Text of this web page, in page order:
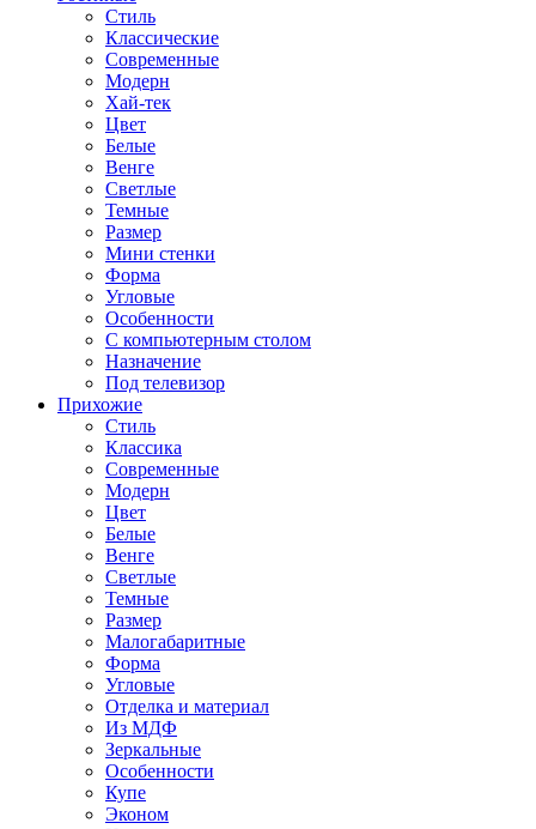
Стиль
Классические
Современные
Модерн
Хай-тек
Цвет
Белые
Венге
Светлые
Темные
Размер
Мини стенки
Форма
Угловые
Особенности
С компьютерным столом
Назначение
Под телевизор
Прихожие
Стиль
Классика
Современные
Модерн
Цвет
Белые
Венге
Светлые
Темные
Размер
Малогабаритные
Форма
Угловые
Отделка и материал
Из МДФ
Зеркальные
Особенности
Купе
Эконом